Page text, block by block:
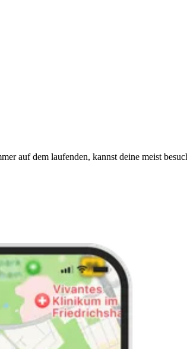
auf dem laufenden, kannst deine meist